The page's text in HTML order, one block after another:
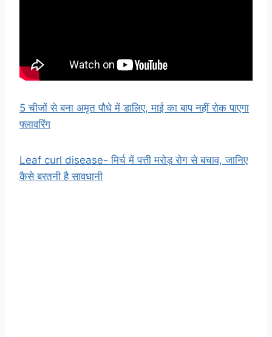
5 चीजों से बना अमृत पौधे में डालिए, माई का बाप नहीं रोक पाएगा
फ्लावरिंग
Leaf curl disease- मिर्च में पत्ती मरोड़ रोग से बचाव, जानिए
कैसे बरतनी है सावधानी